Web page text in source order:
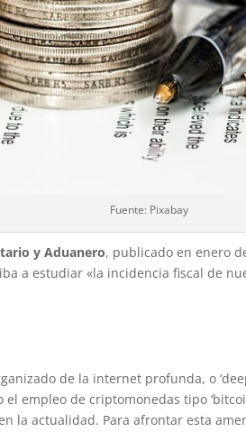
Fuente: Pixabay
y Aduanero, publicado en enero
a estudiar «la incidencia fiscal de
de la internet profunda, o
empleo de criptomonedas tipo
la actualidad. Para afrontar esta